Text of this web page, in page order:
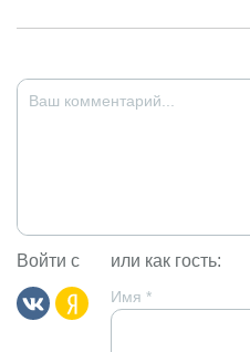
Войти с или как гость:
Имя *